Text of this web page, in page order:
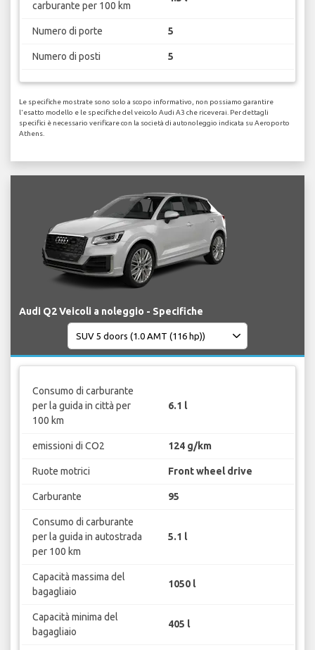
carburante per 100 km
Numero di porte 5
Numero di posti 5
Le specifiche mostrate sono solo a scopo informativo, non possiamo garantire
l'esatto modello e le specifiche del veicolo Audi A3 che riceverai. Per dettagli
specifici è necessario verificare con la società di autonoleggio indicata su Aeroporto
Athens.
Audi Q2 Veicoli a noleggio - Specifiche
Consumo di carburante
per la guida in città per
100 km
6.1 l
emissioni di CO2 124 g/km
Ruote motrici Front wheel drive
Carburante 95
Consumo di carburante
per la guida in autostrada
per 100 km
5.1 l
Capacità massima del
bagagliaio
1050 l
Capacità minima del
bagagliaio
405 l